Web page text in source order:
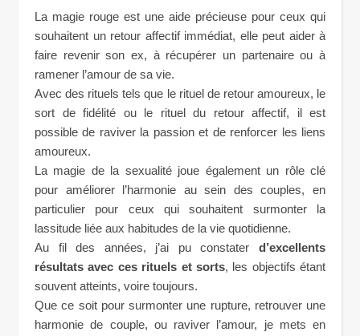
La magie rouge est une aide précieuse pour ceux qui
souhaitent un retour affectif immédiat, elle peut aider à
faire revenir son ex, à récupérer un partenaire ou à
ramener l’amour de sa vie.
Avec des rituels tels que le rituel de retour amoureux, le
sort de fidélité ou le rituel du retour affectif, il est
possible de raviver la passion et de renforcer les liens
amoureux.
La magie de la sexualité joue également un rôle clé
pour améliorer l’harmonie au sein des couples, en
particulier pour ceux qui souhaitent surmonter la
lassitude liée aux habitudes de la vie quotidienne.
Au fil des années, j’ai pu constater d’excellents
résultats avec ces rituels et sorts, les objectifs étant
souvent atteints, voire toujours.
Que ce soit pour surmonter une rupture, retrouver une
harmonie de couple, ou raviver l’amour, je mets en